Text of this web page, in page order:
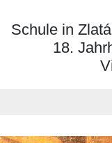
Schule in
18.